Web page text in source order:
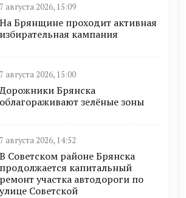
7 августа 2026, 15:09
На Брянщине проходит активная
избирательная кампания
7 августа 2026, 15:00
Дорожники Брянска
облагораживают зелёные зоны
7 августа 2026, 14:52
В Советском районе Брянска
продолжается капитальный
ремонт участка автодороги по
улице Советской